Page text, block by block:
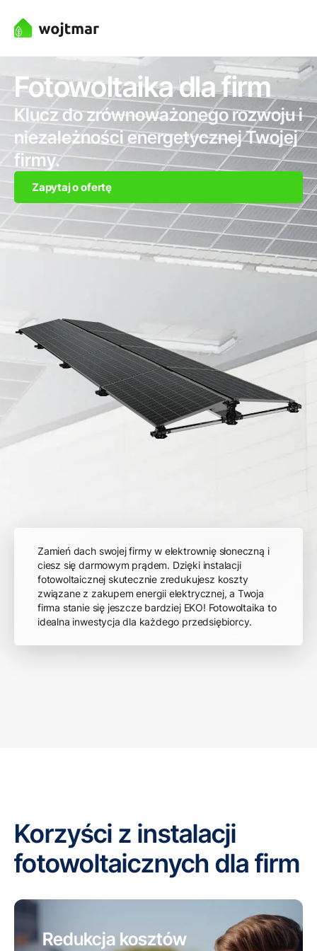
Fotowoltaika dla firm
Klucz do zrównoważonego rozwoju i
niezależności energetycznej Twojej
firmy.
Zapytaj o ofertę
Zamień dach swojej firmy w elektrownię słoneczną i
ciesz się darmowym prądem. Dzięki instalacji
fotowoltaicznej skutecznie zredukujesz koszty
związane z zakupem energii elektrycznej, a Twoja
firma stanie się jeszcze bardziej EKO! Fotowoltaika to
idealna inwestycja dla każdego przedsiębiorcy.
Korzyści z instalacji
fotowoltaicznych dla firm
Redukcja kosztów